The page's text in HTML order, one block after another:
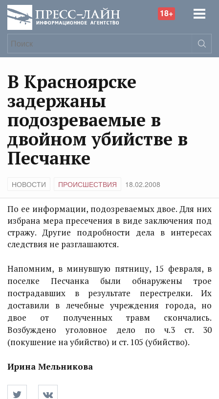
18+
В Красноярске
задержаны
подозреваемые в
двойном убийстве в
Песчанке
НОВОСТИ ПРОИСШЕСТВИЯ 18.02.2008
По ее информации, подозреваемых двое. Для них
избрана мера пресечения в виде заключения под
стражу. Другие подробности дела в интересах
следствия не разглашаются.
Напомним, в минувшую пятницу, 15 февраля, в
поселке Песчанка были обнаружены трое
пострадавших в результате перестрелки. Их
доставили в лечебные учреждения города, но
двое от полученных травм скончались.
Возбуждено уголовное дело по ч.3 ст. 30
(покушение на убийство) и ст. 105 (убийство).
Ирина Мельникова